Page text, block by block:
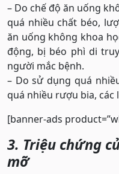
– Do chế độ ăn uống
quá nhiều chất béo,
ăn uống không khoa
động, bị béo phì di
người mắc bệnh.
– Do sử dụng quá
quá nhiều rượu bia, các
[banner-ads
3. Triệu chứng
mỡ